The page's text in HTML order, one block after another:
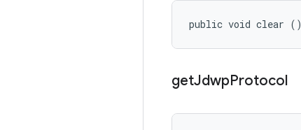
public void clear ()
getJdwpProtocol